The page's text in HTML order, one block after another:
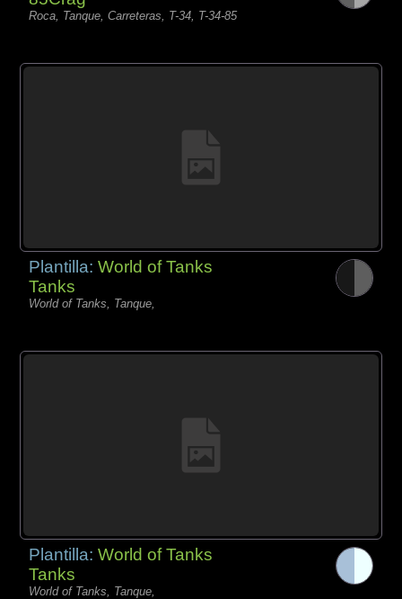
Roca, Tanque, Carreteras, T-34, T-34-85
Plantilla:World of Tanks
Tanks
World of Tanks, Tanque,
Plantilla:World of Tanks
Tanks
World of Tanks, Tanque,